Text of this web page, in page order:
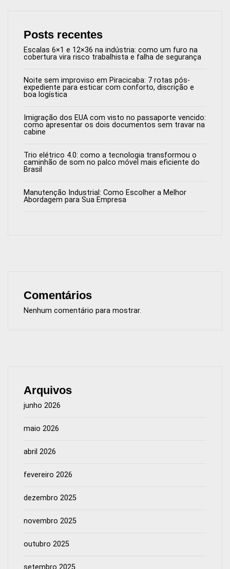
Posts recentes
Escalas 6×1 e 12×36 na indústria: como um furo na
cobertura vira risco trabalhista e falha de segurança
Noite sem improviso em Piracicaba: 7 rotas pós-
expediente para esticar com conforto, discrição e
boa logística
Imigração dos EUA com visto no passaporte vencido:
como apresentar os dois documentos sem travar na
cabine
Trio elétrico 4.0: como a tecnologia transformou o
caminhão de som no palco móvel mais eficiente do
Brasil
Manutenção Industrial: Como Escolher a Melhor
Abordagem para Sua Empresa
Comentários
Nenhum comentário para mostrar.
Arquivos
junho 2026
maio 2026
abril 2026
fevereiro 2026
dezembro 2025
novembro 2025
outubro 2025